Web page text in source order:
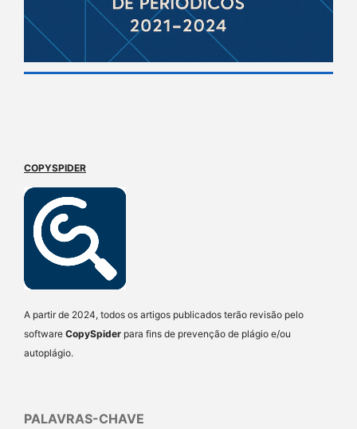
COPYSPIDER
A partir de 2024, todos os artigos publicados terão revisão pelo
software CopySpider para fins de prevenção de plágio e/ou
autoplágio.
PALAVRAS-CHAVE